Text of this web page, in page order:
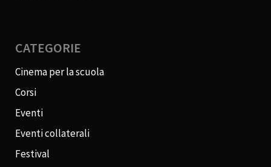
CATEGORIE
Cinema per la scuola
Corsi
Eventi
Eventi collaterali
Festival